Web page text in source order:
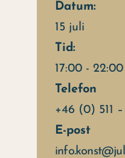
Datum:
15 juli
Tid:
17:00 - 22:00
Telefon
+46 (0) 511
E-post